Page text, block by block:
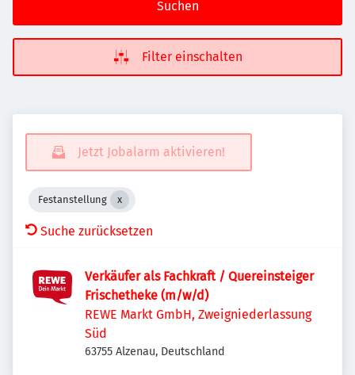
Suchen
Filter einschalten
Jetzt Jobalarm aktivieren!
Festanstellung
Suche zurücksetzen
Verkäufer als Fachkraft / Quereinsteiger
Frischetheke (m/w/d)
REWE Markt GmbH, Zweigniederlassung
Süd
63755 Alzenau, Deutschland